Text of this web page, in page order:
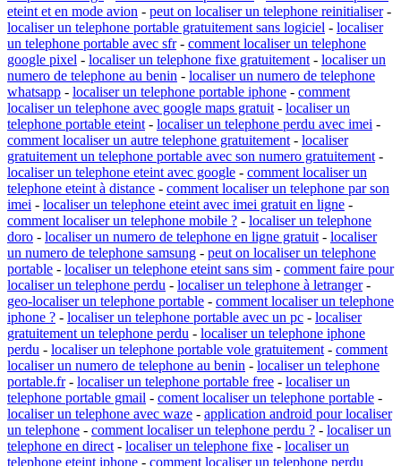
eteint et en mode avion - peut on localiser un telephone reinitialiser-
localiser un telephone portable gratuitement sans logiciel - localiser
un telephone portable avec sfr- comment localiser un telephone
google pixel - localiser un telephone fixe gratuitement - localiser un
numero de telephone au benin - localiser un numero de telephone
whatsapp - localiser un telephone portable iphone - comment
localiser un telephone avec google maps gratuit - localiser un
telephone portable eteint - localiser un telephone perdu avec imei -
comment localiser un autre telephone gratuitement - localiser
gratuitement un telephone portable avec son numero gratuitement -
localiser un telephone eteint avec google - comment localiser un
telephone eteint à distance - comment localiser un telephone par son
imei - localiser un telephone eteint avec imei gratuit en ligne -
comment localiser un telephone mobile ? - localiser un telephone
doro - localiser un numero de telephone en ligne gratuit - localiser
un numero de telephone samsung - peut on localiser un telephone
portable - localiser un telephone eteint sans sim - comment faire pour
localiser un telephone perdu - localiser un telephone à letranger-
geo-localiser un telephone portable - comment localiser un telephone
iphone ? - localiser un telephone portable avec un pc - localiser
gratuitement un telephone perdu - localiser un telephone iphone
perdu - localiser un telephone portable vole gratuitement - comment
localiser un numero de telephone au benin - localiser un telephone
portable.fr- localiser un telephone portable free - localiser un
telephone portable gmail - coment localiser un telephone portable -
localiser un telephone avec waze - application android pour localiser
un telephone - comment localiser un telephone perdu ? - localiser un
telephone en direct - localiser un telephone fixe - localiser un
telephone eteint iphone - comment localiser un telephone perdu